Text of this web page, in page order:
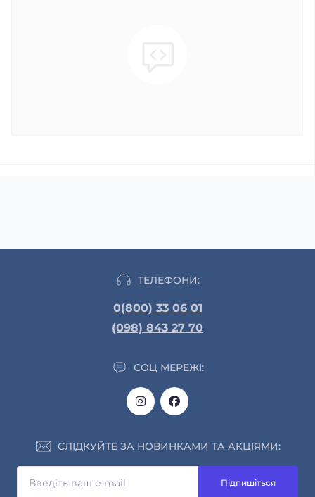
ТЕЛЕФОНИ:
0(800) 33 06 01
(098) 843 27 70
СОЦ МЕРЕЖІ:
СЛІДКУЙТЕ ЗА НОВИНКАМИ ТА АКЦІЯМИ:
Підпишіться